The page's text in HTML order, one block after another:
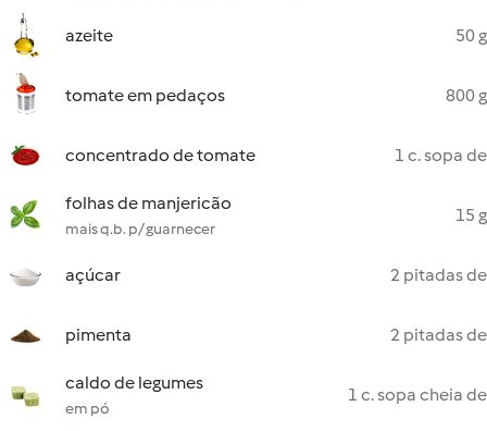
azeite 50 g
tomate em pedaços 800 g
concentrado de tomate 1 c. sopa de
folhas de manjericão
mais q.b. p/ guarnecer
15 g
açúcar 2 pitadas de
pimenta 2 pitadas de
caldo de legumes
em pó
1 c. sopa cheia de